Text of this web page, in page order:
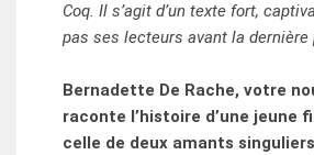
Coq. Il s’agit d’un texte fort,
pas ses lecteurs avant la dernière
Bernadette De Rache, votre
raconte l’histoire d’une jeune
celle de deux amants